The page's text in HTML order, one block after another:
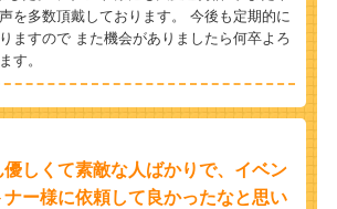
を多数頂戴しております。 今後も定期的に
ますので また機会がありましたら何卒よろ
す。
しくて素敵な人ばかりで、イベン
ナー様に依頼して良かったなと思い